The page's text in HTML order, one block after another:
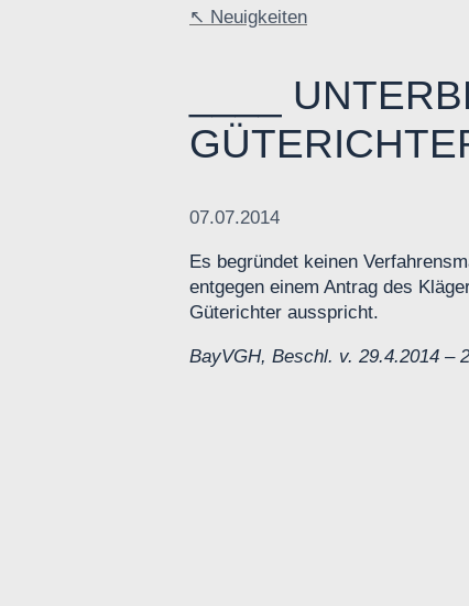
Neuigkeiten
07.07.2014
Es begründet keinen
entgegen einem Antrag des
Güterichter ausspricht.
BayVGH, Beschl. v. 29.4.2014 –